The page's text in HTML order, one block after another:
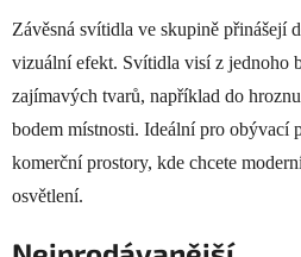
Závěsná svítidla ve skupině přinášejí
vizuální efekt. Svítidla visí z jednoho
zajímavých tvarů, například do
bodem místnosti. Ideální pro obývací
komerční prostory, kde chcete
osvětlení.